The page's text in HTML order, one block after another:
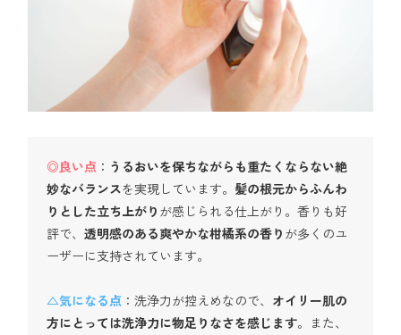
◎良い点 ： うるおいを保ちながらも重たくならない絶
妙なバランスを実現しています。 髪の根元からふんわ
りとした立ち上がり が感じられる仕上がり。香りも好
評で、透明感のある爽やかな柑橘系の香り が多くのユ
ーザーに支持されています。
△気になる点 ：洗浄力が控えめなので、 オイリー肌の
方にとっては洗浄力に物足りなさを感じます。また、